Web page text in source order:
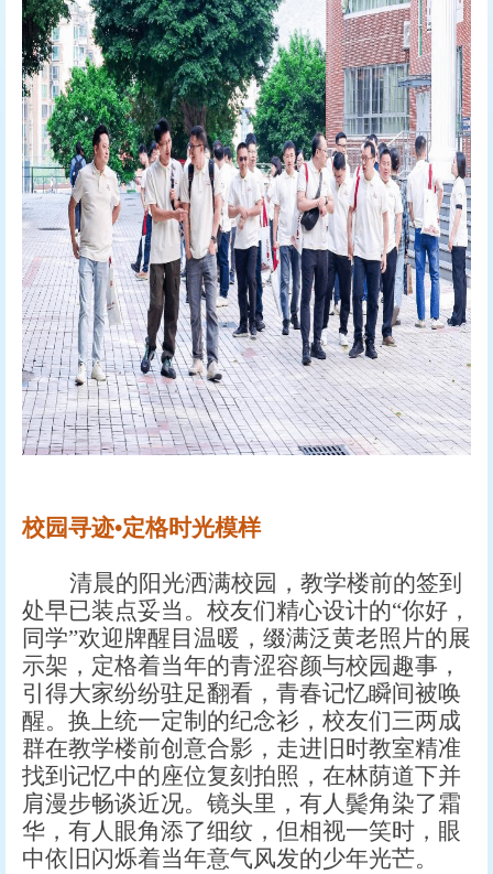
校园寻迹•定格时光模样
清晨的阳光洒满校园，教学楼前的签到
处早已装点妥当。校友们精心设计的“你好，
同学”欢迎牌醒目温暖，缀满泛黄老照片的展
示架，定格着当年的青涩容颜与校园趣事，
引得大家纷纷驻足翻看，青春记忆瞬间被唤
醒。换上统一定制的纪念衫，校友们三两成
群在教学楼前创意合影，走进旧时教室精准
找到记忆中的座位复刻拍照，在林荫道下并
肩漫步畅谈近况。镜头里，有人鬓角染了霜
华，有人眼角添了细纹，但相视一笑时，眼
中依旧闪烁着当年意气风发的少年光芒。